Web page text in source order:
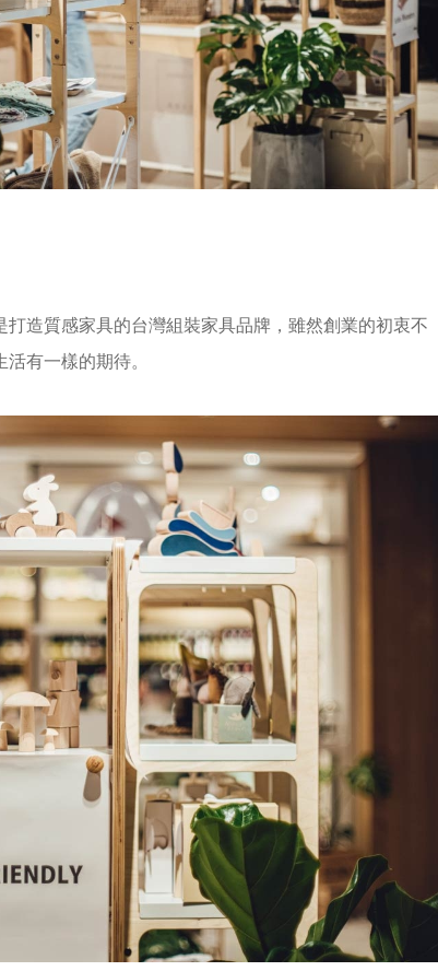
造質感家具的台灣組裝家具品牌，雖然創業的初衷不
有一樣的期待。